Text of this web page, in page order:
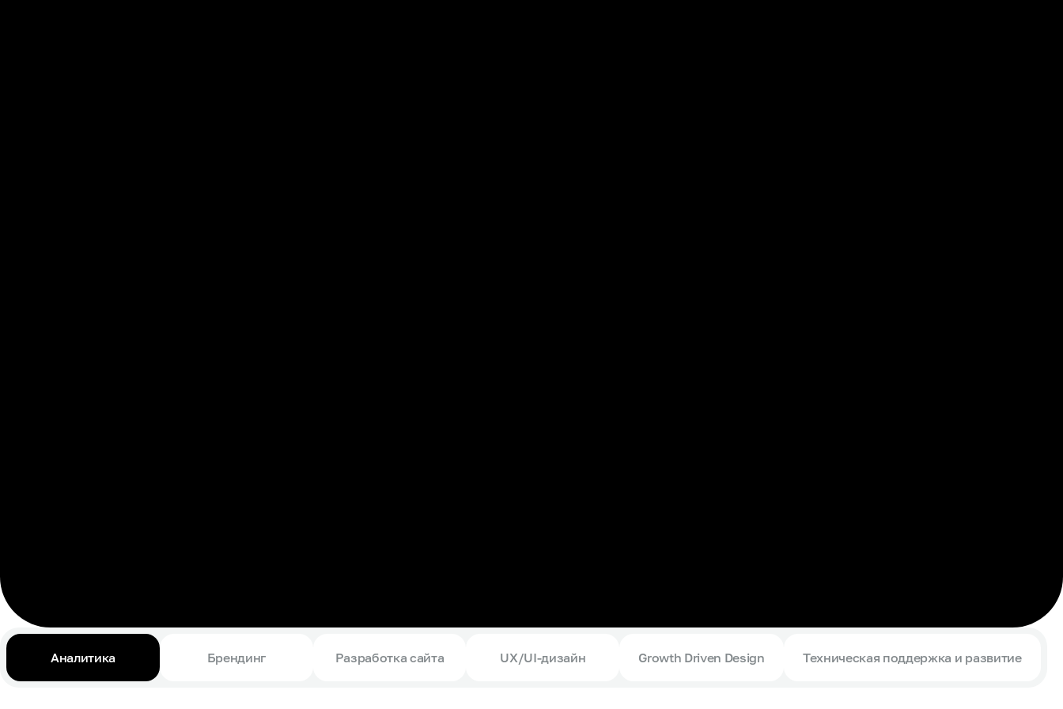
Аналитика Брендинг Разработка сайта UX/UI-дизайн Growth Driven Design Техническая поддержка и развитие